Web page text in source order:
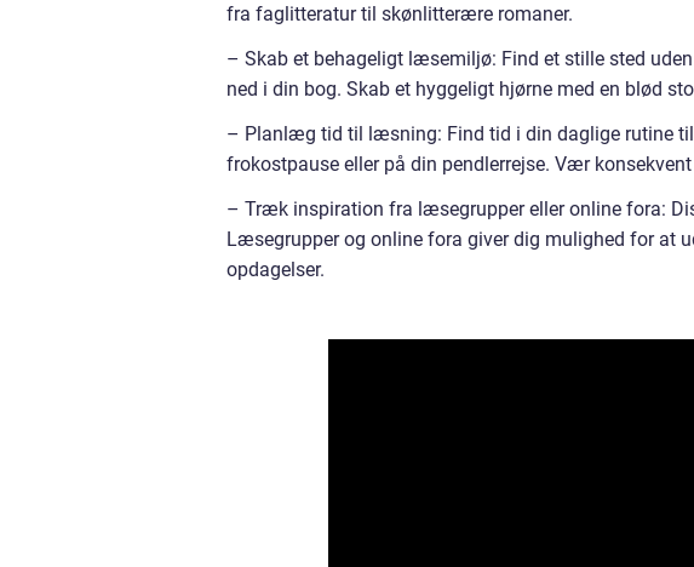
fra faglitteratur til skønlitterære romaner.
– Skab et behageligt læsemiljø: Find et stille sted
ned i din bog. Skab et hyggeligt hjørne med en blød
– Planlæg tid til læsning: Find tid i din daglige rutine
frokostpause eller på din pendlerrejse. Vær
– Træk inspiration fra læsegrupper eller online fora:
Læsegrupper og online fora giver dig mulighed for at
opdagelser.